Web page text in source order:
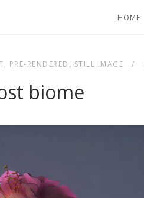
HOME
, PRE-RENDERED , STILL IMAGE
biome